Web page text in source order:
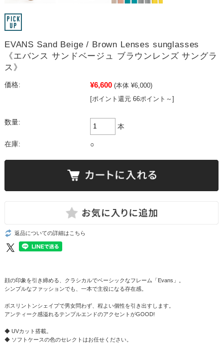
EVANS Sand Beige / Brown Lenses sunglasses
《エバンス サンドベージュ ブラウンレンズ サングラ
ス》
価格: ¥6,600 (本体 ¥6,000)
[ポイント還元 66ポイント～]
数量:
本
在庫: ○
返品についての詳細はこちら
顔の印象を引き締める、クラシカルでベーシックなフレーム「Evans」。
シンプルなファッションでも、一本で主役になる存在感。
ボスリントンシェイプで男女問わず、程よい個性を引き出すします。
アンティーク感溢れるテンプルエンドのアクセントがGOOD!
◆ UVカット搭載。
◆ ソフトケースの色のセレクトはお任せください。